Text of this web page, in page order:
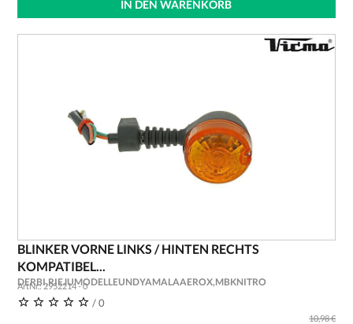
IN DEN WARENKORB
BLINKER VORNE LINKS / HINTEN RECHTS
KOMPATIBEL...
DERBI,RIEJUMODELLEUNDYAMALAAEROX,MBKNITRO
ArtNr.: 2952214 - 0
/ 0
10,98 €